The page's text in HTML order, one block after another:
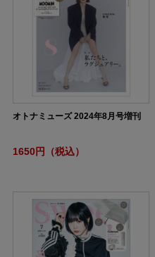
オトナミューズ 2024年8月号増刊
1650円（税込）